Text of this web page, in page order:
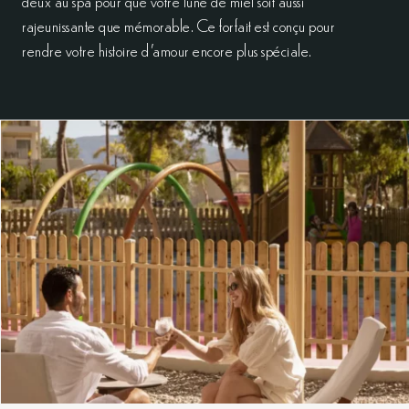
rajeunissante que mémorable. Ce forfait est conçu pour
rendre votre histoire d’amour encore plus spéciale.